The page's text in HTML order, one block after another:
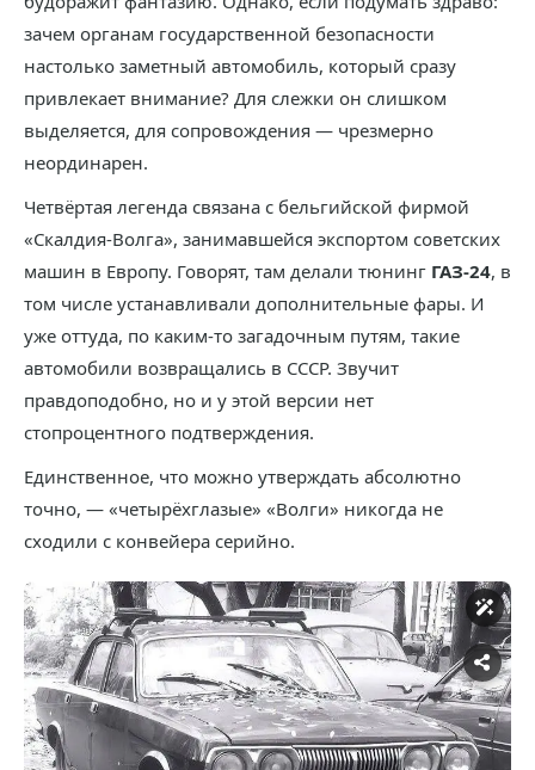
зачем органам государственной безопасности
настолько заметный автомобиль, который сразу
привлекает внимание? Для слежки он слишком
выделяется, для сопровождения — чрезмерно
неординарен.
Четвёртая легенда связана с бельгийской фирмой
«Скалдия-Волга», занимавшейся экспортом советских
машин в Европу. Говорят, там делали тюнинг ГАЗ-24, в
том числе устанавливали дополнительные фары. И
уже оттуда, по каким-то загадочным путям, такие
автомобили возвращались в СССР. Звучит
правдоподобно, но и у этой версии нет
стопроцентного подтверждения.
Единственное, что можно утверждать абсолютно
точно, — «четырёхглазые» «Волги» никогда не
сходили с конвейера серийно.